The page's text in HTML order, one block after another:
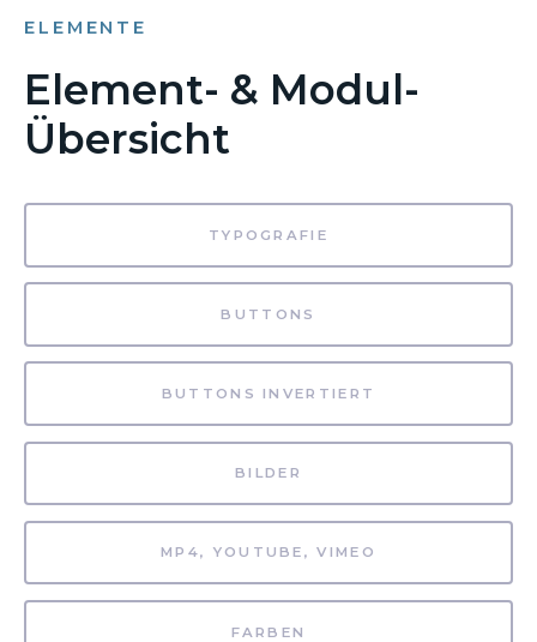
ELEMENTE
Element- & Modul-
Übersicht
TYPOGRAFIE
BUTTONS
BUTTONS INVERTIERT
BILDER
MP4, YOUTUBE, VIMEO
FARBEN